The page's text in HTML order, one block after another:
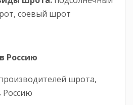
соевый шрот
в Россию
шрота,
Россию